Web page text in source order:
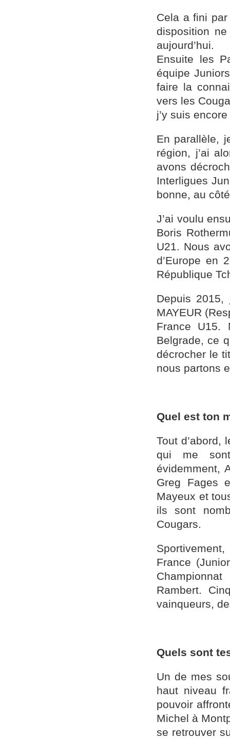
Cela a fini
disposition
aujourd’hui.
Ensuite les
équipe
faire la
vers les
j’y suis
En parallèle,
région, j’ai
avons
Interligues
bonne, au
J’ai voulu
Boris
U21. Nous
d’Europe en
République
Depuis 2015,
MAYEUR
France U15.
Belgrade, ce
décrocher le
nous partons
Quel est ton
Tout d’abord,
qui me
évidemment,
Greg Fages
Mayeux et
ils sont
Cougars.
France
Rambert.
vainqueurs,
Quels sont
Un de mes
haut niveau
pouvoir
Michel à
se retrouver